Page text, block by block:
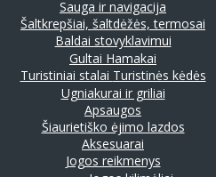
Sauga ir navigacija
Šaltkrepšiai, šaltdėžės, termosai
Baldai stovyklavimui
Gultai Hamakai
Turistiniai stalai Turistinės kėdės
Ugniakurai ir griliai
Apsaugos
Šiaurietiško ėjimo lazdos
Aksesuarai
Jogos reikmenys